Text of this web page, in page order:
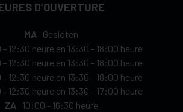
D’OUVERTURE
MA
Gesloten
- 12:30 heure en 13:30 - 18:00 heure
- 12:30 heure en 13:30 - 18:00 heure
- 12:30 heure en 13:30 - 18:00 heure
- 12:30 heure en 13:30 - 17:00 heure
ZA
10:00 - 16:30 heure